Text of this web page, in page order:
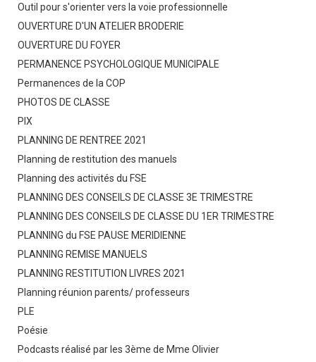
Outil pour s'orienter vers la voie professionnelle
OUVERTURE D'UN ATELIER BRODERIE
OUVERTURE DU FOYER
PERMANENCE PSYCHOLOGIQUE MUNICIPALE
Permanences de la COP
PHOTOS DE CLASSE
PIX
PLANNING DE RENTREE 2021
Planning de restitution des manuels
Planning des activités du FSE
PLANNING DES CONSEILS DE CLASSE 3E TRIMESTRE
PLANNING DES CONSEILS DE CLASSE DU 1ER TRIMESTRE
PLANNING du FSE PAUSE MERIDIENNE
PLANNING REMISE MANUELS
PLANNING RESTITUTION LIVRES 2021
Planning réunion parents/ professeurs
PLE
Poésie
Podcasts réalisé par les 3ème de Mme Olivier